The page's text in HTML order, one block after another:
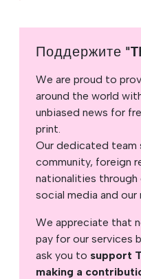
Поддержите
We are proud to
around the world
unbiased news for
print.
Our dedicated team
community, foreign
nationalities through
social media and our
We appreciate that
pay for our services
ask you to support
making a